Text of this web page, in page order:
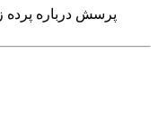
پرسش درباره پرده